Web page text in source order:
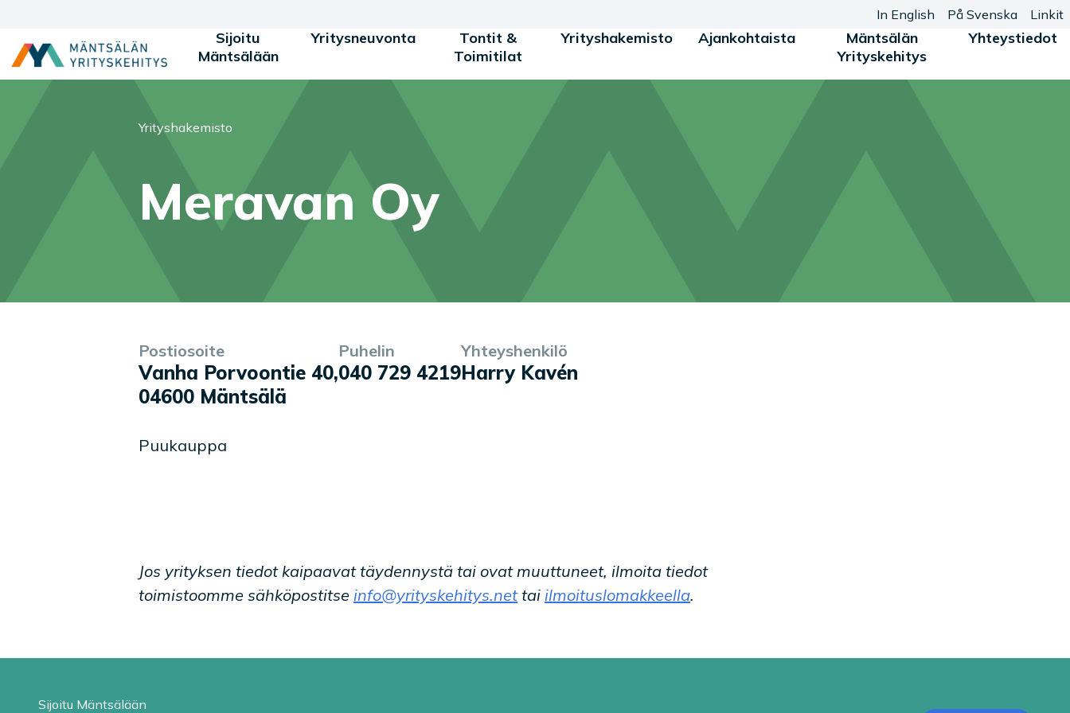
Sijoitu
Mäntsälään
Yritysneuvonta
Tontit &
Toimitilat
Yrityshakemisto Ajankohtaista
Mäntsälän
Yrityskehitys
Yhteystiedot
In English På Svenska Linkit
Olet tässä:
Yrityshakemisto
Meravan Oy
Yrityksen tiedotPostiosoite
Vanha Porvoontie 40,
04600 Mäntsälä
Puhelin
040 729 4219
Yhteyshenkilö
Harry Kavén
Palvelukuvaus
Puukauppa
Jos yrityksen tiedot kaipaavat täydennystä tai ovat muuttuneet, ilmoita tiedot
toimistoomme sähköpostitse info@yrityskehitys.nettai ilmoituslomakkeella.
Sijoitu Mäntsälään